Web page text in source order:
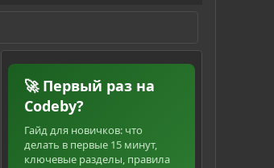
🚀 Первый раз на
Codeby?
Гайд для новичков: что
делать в первые 15 минут,
ключевые разделы, правила